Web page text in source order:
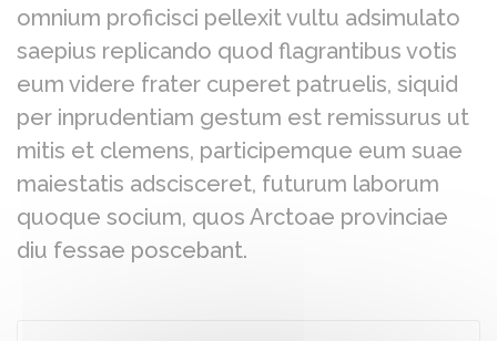
omnium proficisci pellexit vultu adsimulato
saepius replicando quod flagrantibus votis
eum videre frater cuperet patruelis, siquid
per inprudentiam gestum est remissurus ut
mitis et clemens, participemque eum suae
maiestatis adscisceret, futurum laborum
quoque socium, quos Arctoae provinciae
diu fessae poscebant.